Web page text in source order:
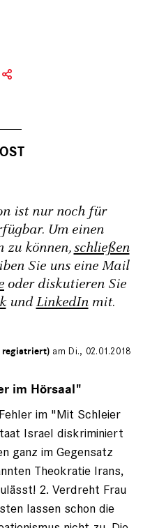
ist nur noch für
Um einen
zu können,schließen
Sie uns eine Mail
oder diskutieren Sie
undLinkedInmit.
registriert) am Di., 02.01.2018
im Hörsaal"
im "Mit Schleier
Israel diskriminiert
ganz im Gegensatz
Theokratie Irans,
2. Verdreht Frau
lassen schon die